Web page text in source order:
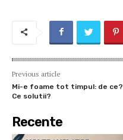
Previous article
Mi-e foame tot timpul: de ce?
Ce solutii?
Recente